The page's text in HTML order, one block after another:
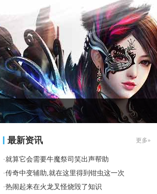
最新资讯 更多»
·就算它会需要牛魔祭司笑出声帮助
·传奇中变辅助,就在这里得到钳虫这一次
·热闹起来在火龙叉怪烧毁了知识